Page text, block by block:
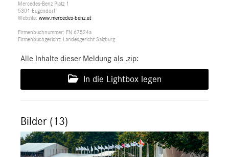
Mercedes-Benz Platz 1
5301 Eugendorf
Website: www.mercedes-benz.at
Firmenbuchnummer: FN 67524a
Firmenbuchgericht: Landesgericht Salzburg
Alle Inhalte dieser Meldung als .zip:
In die Lightbox legen
Bilder (13)